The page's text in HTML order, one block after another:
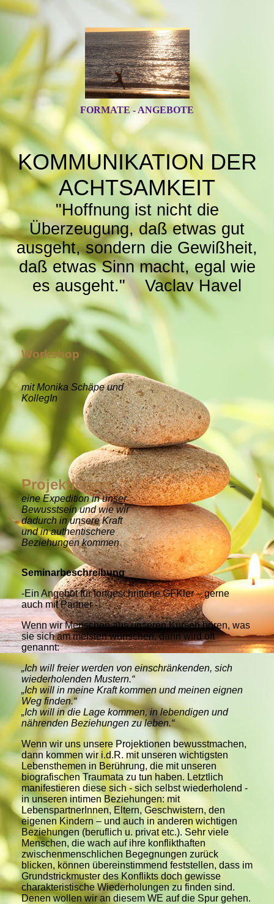
FORMATE - ANGEBOTE
KOMMUNIKATION DER
ACHTSAMKEIT
"Hoffnung ist nicht die
Überzeugung, daß etwas gut
ausgeht, sondern die Gewißheit,
daß etwas Sinn macht, egal wie
es ausgeht." Vaclav Havel
Workshop
mit Monika Schäpe und
KollegIn
Projektionen
–
eine Expedition in unser
Bewusstsein und wie wir
dadurch in unsere Kraft
und in authentischere
Beziehungen kommen
Seminarbeschreibung
-Ein Angebot für fortgeschrittene GFKler – gerne
auch mit Partner -
Wenn wir Menschen aus unseren Kursen hören, was
sie sich am meisten wünschen, dann wird oft
genannt:
„Ich will freier werden von einschränkenden, sich
wiederholenden Mustern.“
„Ich will in meine Kraft kommen und meinen eignen
Weg finden.“
„Ich will in die Lage kommen, in lebendigen und
nährenden Beziehungen zu leben.“
Wenn wir uns unsere Projektionen bewusstmachen,
dann kommen wir i.d.R. mit unseren wichtigsten
Lebensthemen in Berührung, die mit unseren
biografischen Traumata zu tun haben. Letztlich
manifestieren diese sich - sich selbst wiederholend -
in unseren intimen Beziehungen: mit
LebenspartnerInnen, Eltern, Geschwistern, den
eigenen Kindern – und auch in anderen wichtigen
Beziehungen (beruflich u. privat etc.). Sehr viele
Menschen, die wach auf ihre konflikthaften
zwischenmenschlichen Begegnungen zurück
blicken, können übereinstimmend feststellen, dass im
Grundstrickmuster des Konflikts doch gewisse
charakteristische Wiederholungen zu finden sind.
Denen wollen wir an diesem WE auf die Spur gehen.